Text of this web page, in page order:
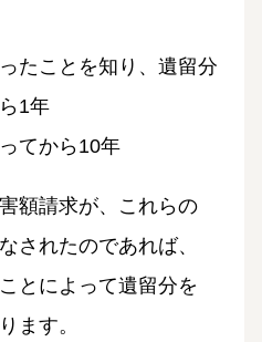
たことを知り、遺留分
1年
てから10年
額請求が、これらの
されたのであれば、
とによって遺留分を
ます。